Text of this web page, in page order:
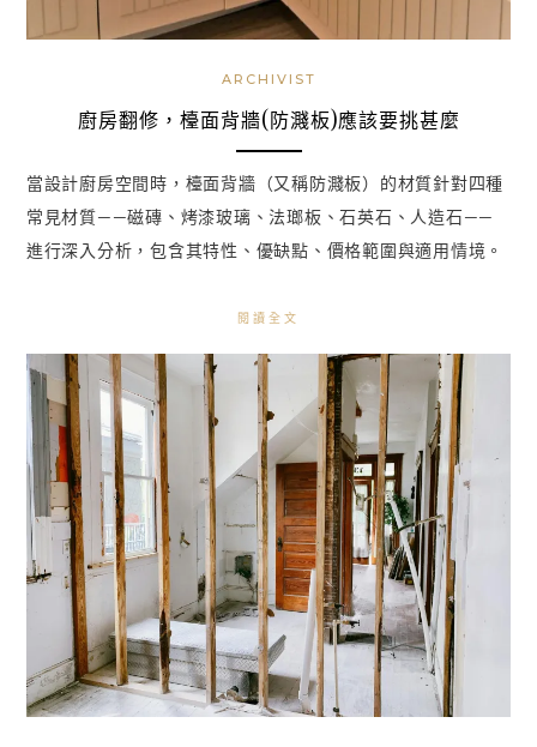
ARCHIVIST
廚房翻修，檯面背牆(防濺板)應該要挑甚麼
當設計廚房空間時，檯面背牆（又稱防濺板）的材質針對四種
常見材質——磁磚、烤漆玻璃、法瑯板、石英石、人造石——
進行深入分析，包含其特性、優缺點、價格範圍與適用情境。
閱讀全文